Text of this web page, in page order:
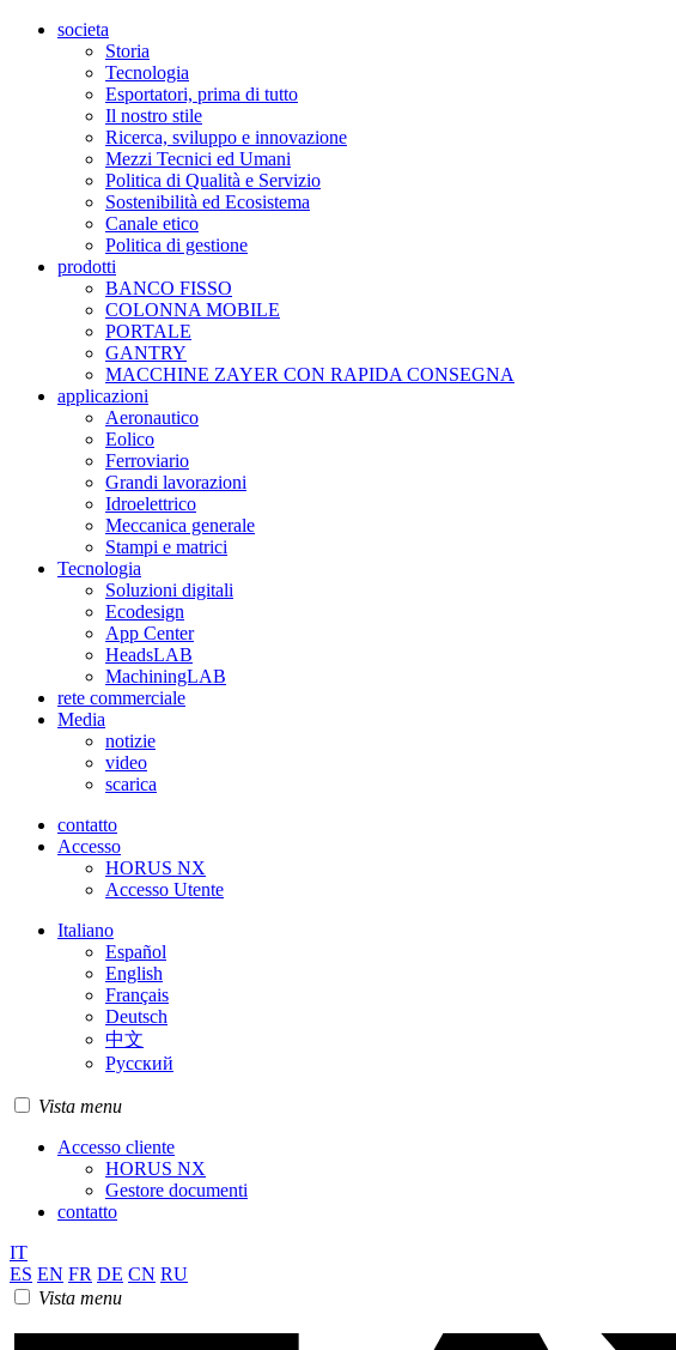
societa
Storia
Tecnologia
Esportatori, prima di tutto
Il nostro stile
Ricerca, sviluppo e innovazione
Mezzi Tecnici ed Umani
Politica di Qualità e Servizio
Sostenibilità ed Ecosistema
Canale etico
Politica di gestione
prodotti
BANCO FISSO
COLONNA MOBILE
PORTALE
GANTRY
MACCHINE ZAYER CON RAPIDA CONSEGNA
applicazioni
Aeronautico
Eolico
Ferroviario
Grandi lavorazioni
Idroelettrico
Meccanica generale
Stampi e matrici
Tecnologia
Soluzioni digitali
Ecodesign
App Center
HeadsLAB
MachiningLAB
rete commerciale
Media
notizie
video
scarica
contatto
Accesso
HORUS NX
Accesso Utente
Italiano
Español
English
Français
Deutsch
中文
Pусский
Vista menu
Accesso cliente
HORUS NX
Gestore documenti
contatto
IT
ES EN FR DE CN RU
Vista menu